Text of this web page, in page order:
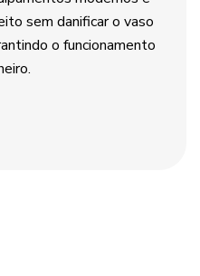
sem danificar o vaso
o funcionamento